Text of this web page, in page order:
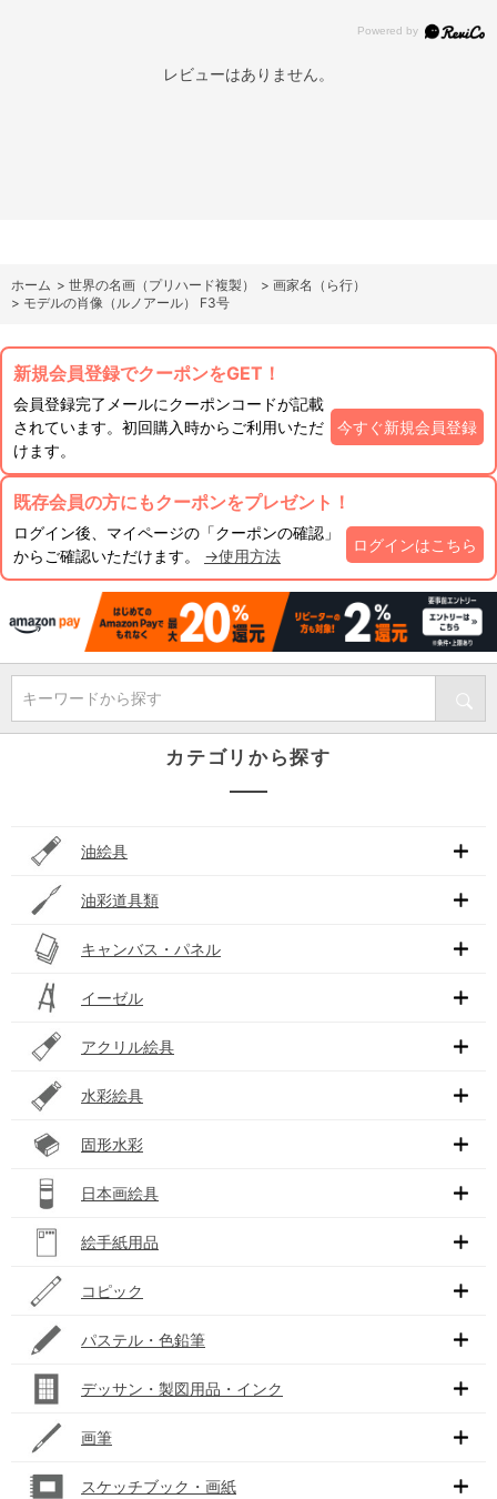
レビューはありません。
ホーム > 世界の名画（プリハード複製） > 画家名（ら行）
> モデルの肖像（ルノアール） F3号
新規会員登録でクーポンをGET！
会員登録完了メールにクーポンコードが記載
されています。初回購入時からご利用いただ
けます。
今すぐ新規会員登録
既存会員の方にもクーポンをプレゼント！
ログイン後、マイページの「クーポンの確認」
からご確認いただけます。 →使用方法
ログインはこちら
キーワードから探す
カテゴリから探す
油絵具
油彩道具類
キャンバス・パネル
イーゼル
アクリル絵具
水彩絵具
固形水彩
日本画絵具
絵手紙用品
コピック
パステル・色鉛筆
デッサン・製図用品・インク
画筆
スケッチブック・画紙